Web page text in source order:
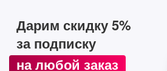
Дарим скидку 5%
за подписку
на любой заказ
Дарим скидку 5%за
телеграм-канал
Стильные подборки, эксклюзивные
распродажи в удобном формате